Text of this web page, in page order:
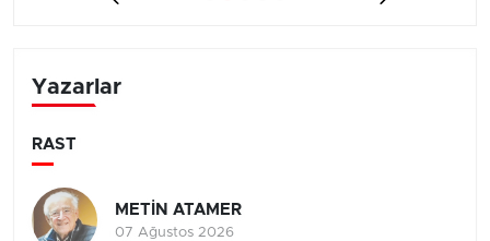
Yazarlar
RAST
METİN ATAMER
07 Ağustos 2026